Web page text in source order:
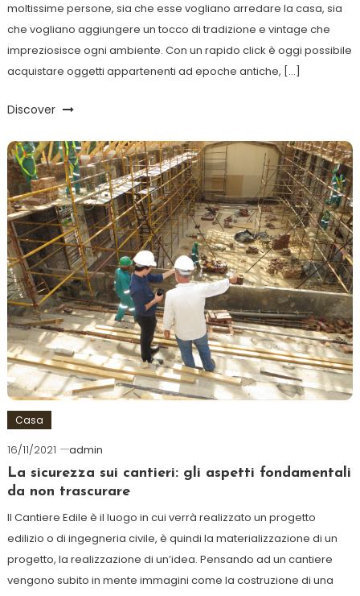
moltissime persone, sia che esse vogliano arredare la casa, sia
che vogliano aggiungere un tocco di tradizione e vintage che
impreziosisce ogni ambiente. Con un rapido click è oggi possibile
acquistare oggetti appartenenti ad epoche antiche, […]
Discover
Casa
16/11/2021
admin
La sicurezza sui cantieri: gli aspetti fondamentali
da non trascurare
Il Cantiere Edile è il luogo in cui verrà realizzato un progetto
edilizio o di ingegneria civile, è quindi la materializzazione di un
progetto, la realizzazione di un’idea. Pensando ad un cantiere
vengono subito in mente immagini come la costruzione di una